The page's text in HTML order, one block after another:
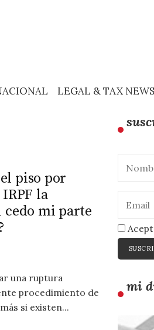
LEGAL & TAX NEWS
piso por
la
mi parte
una ruptura
procedimiento de
si existen...
mi